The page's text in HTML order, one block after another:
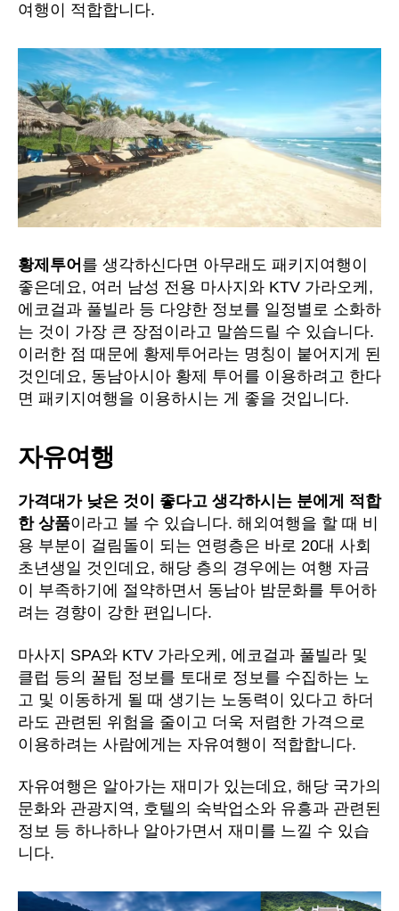
여행이 적합합니다.
황제투어 를 생각하신다면 아무래도 패키지여행이
좋은데요, 여러 남성 전용 마사지와 KTV 가라오케,
에코걸과 풀빌라 등 다양한 정보를 일정별로 소화하
는 것이 가장 큰 장점이라고 말씀드릴 수 있습니다.
이러한 점 때문에 황제투어라는 명칭이 붙어지게 된
것인데요, 동남아시아 황제 투어를 이용하려고 한다
면 패키지여행을 이용하시는 게 좋을 것입니다.
자유여행
가격대가 낮은 것이 좋다고 생각하시는 분에게 적합
한 상품이라고 볼 수 있습니다. 해외여행을 할 때 비
용 부분이 걸림돌이 되는 연령층은 바로 20대 사회
초년생일 것인데요, 해당 층의 경우에는 여행 자금
이 부족하기에 절약하면서 동남아 밤문화를 투어하
려는 경향이 강한 편입니다.
마사지 SPA와 KTV 가라오케, 에코걸과 풀빌라 및
클럽 등의 꿀팁 정보를 토대로 정보를 수집하는 노
고 및 이동하게 될 때 생기는 노동력이 있다고 하더
라도 관련된 위험을 줄이고 더욱 저렴한 가격으로
이용하려는 사람에게는 자유여행이 적합합니다.
자유여행은 알아가는 재미가 있는데요, 해당 국가의
문화와 관광지역, 호텔의 숙박업소와 유흥과 관련된
정보 등 하나하나 알아가면서 재미를 느낄 수 있습
니다.